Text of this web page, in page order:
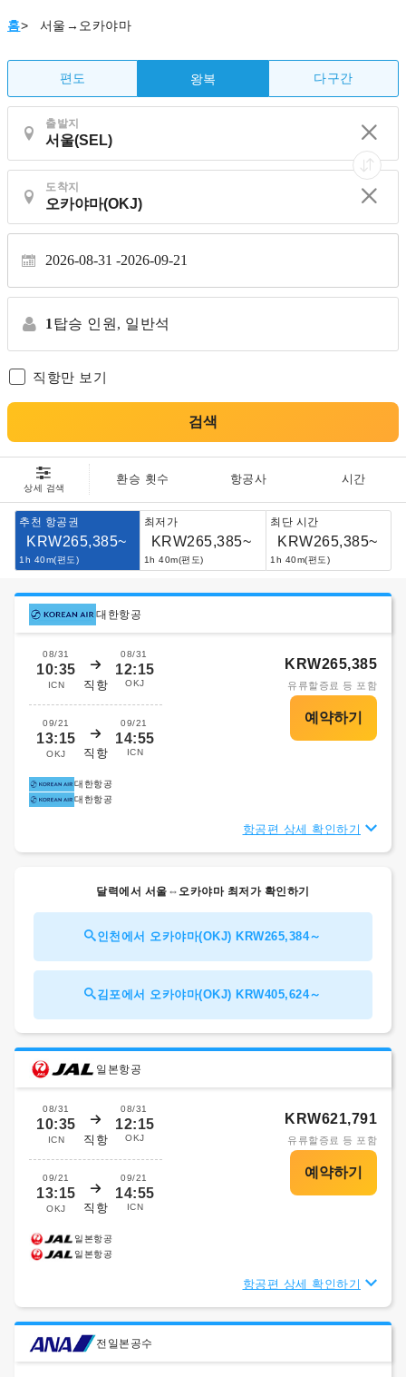
홈> 서울→오카야마
편도 왕복 다구간
출발지
도착지
2026-08-31 2026-09-21
1 탑승 인원, 일반석
직항만 보기
검색
상세 검색
환승 횟수 항공사 시간
추천 항공권
KRW265,385~
1h 40m(편도)
최저가
KRW265,385~
1h 40m(편도)
최단 시간
KRW265,385~
1h 40m(편도)
대한항공
08/31
10:35
ICN 직항
08/31
12:15
OKJ
09/21
13:15
OKJ 직항
09/21
14:55
ICN
KRW265,385
유류할증료 등 포함
대한항공
대한항공
항공편 상세 확인하기
달력에서 서울⇔오카야마 최저가 확인하기
인천에서 오카야마(OKJ) KRW265,384～
김포에서 오카야마(OKJ) KRW405,624～
일본항공
08/31
10:35
ICN 직항
08/31
12:15
OKJ
09/21
13:15
OKJ 직항
09/21
14:55
ICN
KRW621,791
유류할증료 등 포함
일본항공
일본항공
항공편 상세 확인하기
전일본공수